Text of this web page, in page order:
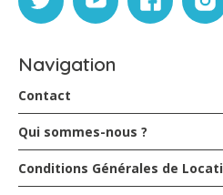
Navigation
Contact
Qui sommes-nous ?
Conditions Générales de